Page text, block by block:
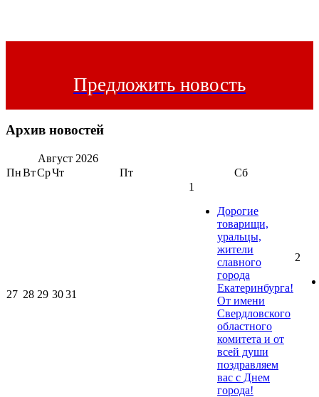
Предложить новость
Архив новостей
Август 2026
ПнВтСрЧт Пт Сб
27 28 29 3031
1
Дорогие
товарищи,
уральцы,
жители
славного
города
Екатеринбурга!
От имени
Свердловского
областного
комитета и от
всей души
поздравляем
вас с Днем
города!
2